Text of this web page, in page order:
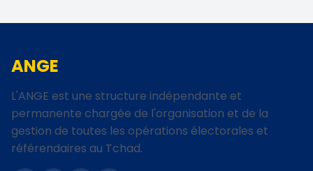
ANGE
L'ANGE est une structure indépendante et
permanente chargée de l'organisation et de la
gestion de toutes les opérations électorales et
référendaires au Tchad.